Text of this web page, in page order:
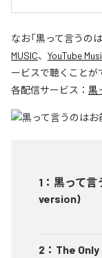
なお「黒って言うの
MUSIC、 YouTube
ービスで聴くことが
各配信サービス： 黒
1 ： 黒って言
version)
2 ： The